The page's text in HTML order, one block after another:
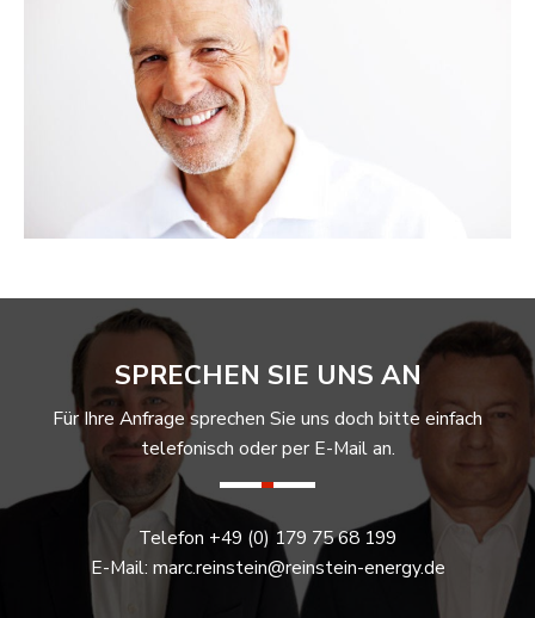
SPRECHEN SIE UNS AN
Für Ihre Anfrage sprechen Sie uns doch bitte einfach
telefonisch oder per E-Mail an.
Telefon +49 (0) 179 75 68 199
E-Mail: marc.reinstein@reinstein-energy.de